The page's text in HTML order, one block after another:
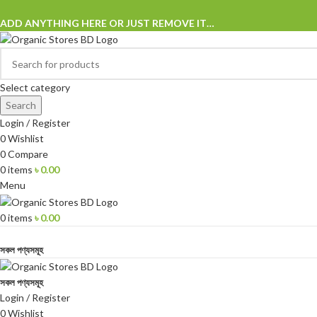
ADD ANYTHING HERE OR JUST REMOVE IT…
Select category
Search
Login / Register
0Wishlist
0Compare
0items ৳0.00
Menu
0items ৳0.00
সকল পণ্যসমূহ
সকল পণ্যসমূহ
Login / Register
0Wishlist